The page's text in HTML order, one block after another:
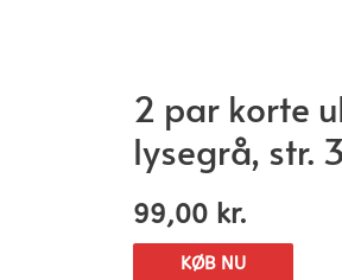
2 par korte
lysegrå, str.
99,00 kr.
KØB NU